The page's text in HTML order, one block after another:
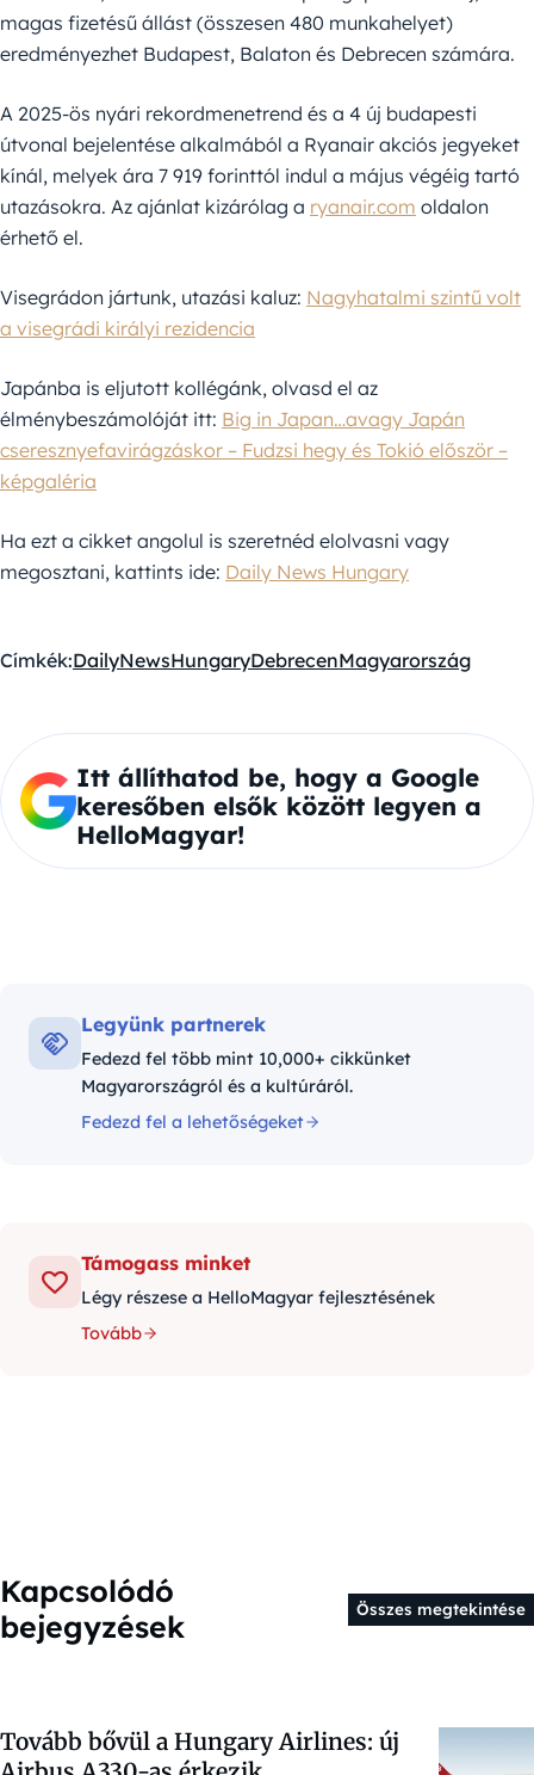
magas fizetésű állást (összesen 480 munkahelyet)
eredményezhet Budapest, Balaton és Debrecen számára.
A 2025-ös nyári rekordmenetrend és a 4 új budapesti
útvonal bejelentése alkalmából a Ryanair akciós jegyeket
kínál, melyek ára 7 919 forinttól indul a május végéig tartó
utazásokra. Az ajánlat kizárólag a ryanair.com oldalon
érhető el.
Visegrádon jártunk, utazási kaluz: Nagyhatalmi szintű volt
a visegrádi királyi rezidencia
Japánba is eljutott kollégánk, olvasd el az
élménybeszámolóját itt: Big in Japan…avagy Japán
cseresznyefavirágzáskor – Fudzsi hegy és Tokió először –
képgaléria
Ha ezt a cikket angolul is szeretnéd elolvasni vagy
megosztani, kattints ide: Daily News Hungary
Címkék:DailyNewsHungaryDebrecenMagyarország
Itt állíthatod be, hogy a Google
keresőben elsők között legyen a
HelloMagyar!
Legyünk partnerek
Fedezd fel több mint 10,000+ cikkünket
Magyarországról és a kultúráról.
Fedezd fel a lehetőségeket
Támogass minket
Légy részese a HelloMagyar fejlesztésének
Tovább
Kapcsolódó
bejegyzések
Összes megtekintése
Tovább bővül a Hungary Airlines: új